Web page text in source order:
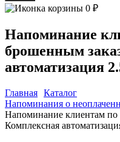
0 ₽
Напоминание
брошенным
автоматизация
Главная Каталог
Напоминания о
Напоминание клиентам
Комплексная